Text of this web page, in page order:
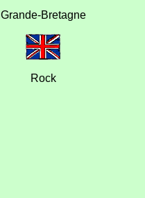
Grande-Bretagne
Rock